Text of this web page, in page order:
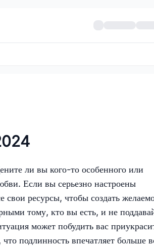
ли вы кого-то особенного или
Если вы серьезно настроены
свои ресурсы, чтобы создать
тому, кто вы есть, и не
может побудить вас
подлинность впечатляет больше